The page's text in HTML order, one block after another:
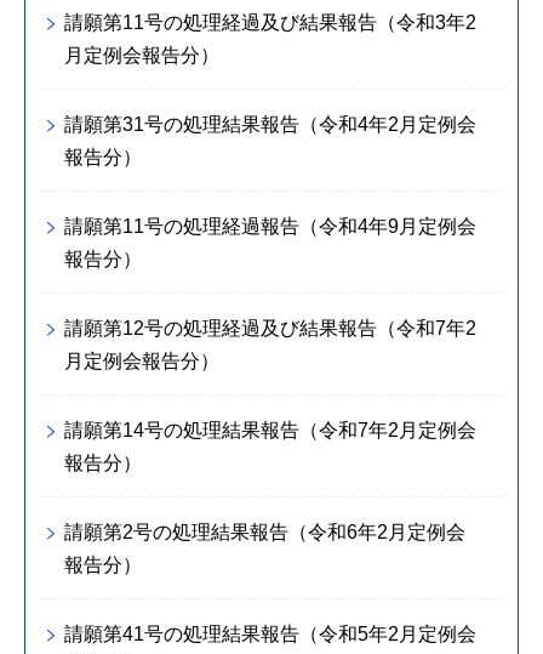
請願第11号の処理経過及び結果報告（令和3年2
月定例会報告分）
請願第31号の処理結果報告（令和4年2月定例会
報告分）
請願第11号の処理経過報告（令和4年9月定例会
報告分）
請願第12号の処理経過及び結果報告（令和7年2
月定例会報告分）
請願第14号の処理結果報告（令和7年2月定例会
報告分）
請願第2号の処理結果報告（令和6年2月定例会
報告分）
請願第41号の処理結果報告（令和5年2月定例会